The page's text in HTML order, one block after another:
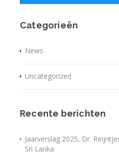
Categorieën
News
Uncategorized
Recente berichten
Jaarverslag 2025, Dr.
Sri Lanka